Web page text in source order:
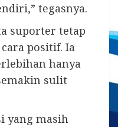
tegasnya.
suporter tetap
positif. Ia
hanya
sulit
yang masih